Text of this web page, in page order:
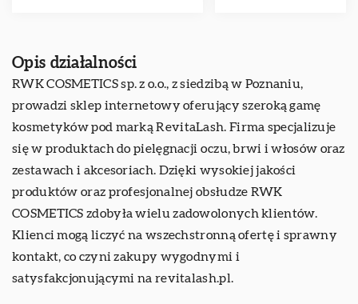
Opis działalności
RWK COSMETICS sp. z o.o., z siedzibą w Poznaniu,
prowadzi sklep internetowy oferujący szeroką gamę
kosmetyków pod markąRevitaLash. Firma specjalizuje
się w produktach do pielęgnacji oczu, brwi i włosów oraz
zestawach i akcesoriach. Dzięki wysokiej jakości
produktów oraz profesjonalnej obsłudze RWK
COSMETICS zdobyła wielu zadowolonych klientów.
Klienci mogą liczyć na wszechstronną ofertę i sprawny
kontakt, co czyni zakupy wygodnymi i
satysfakcjonującymi na revitalash.pl.